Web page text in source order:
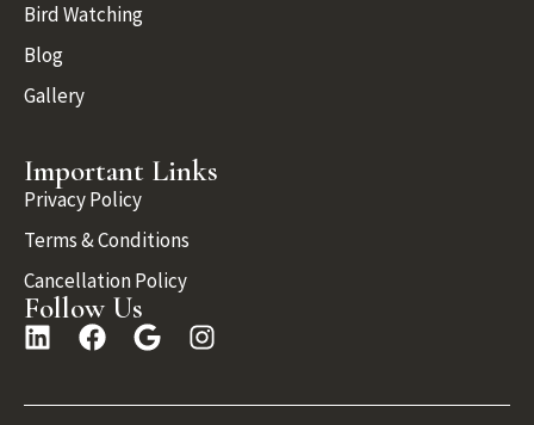
Bird Watching
Blog
Gallery
Important Links
Privacy Policy
Terms & Conditions
Cancellation Policy
Follow Us